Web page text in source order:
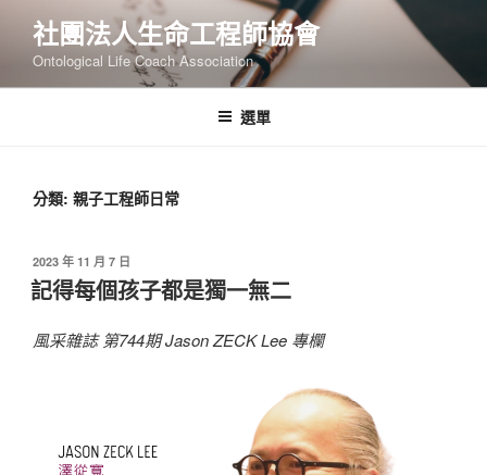
要
社團法人生命工程師協會
Ontological Life Coach Association
選單
分類: 親子工程師日常
發
佈
於
2023 年 11 月 7 日
記得每個孩子都是獨一無二
風采雜誌 第744期 Jason ZECK Lee 專欄